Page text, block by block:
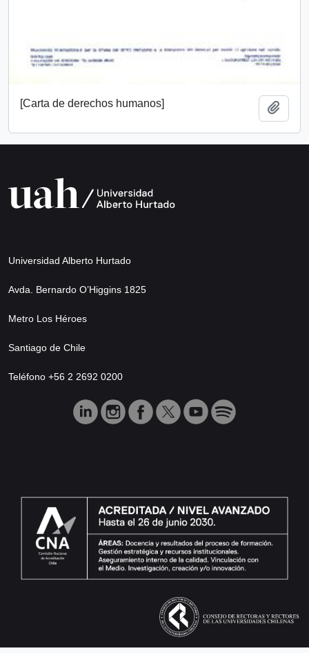
[Carta de derechos humanos]
Universidad Alberto Hurtado
Avda. Bernardo O’Higgins 1825
Metro Los Héroes
Santiago de Chile
Teléfono +56 2 2692 0200